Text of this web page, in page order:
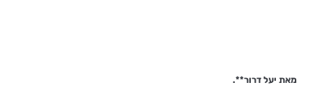
מאת יעל דרור**.